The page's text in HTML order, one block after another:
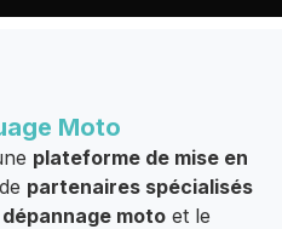
Moto
plateforme de mise en
partenaires spécialisés
dépannage moto et le